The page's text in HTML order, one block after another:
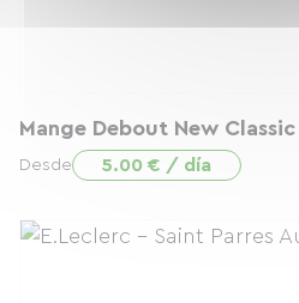
Mange Debout New Classic
Desde 5.00 € / día